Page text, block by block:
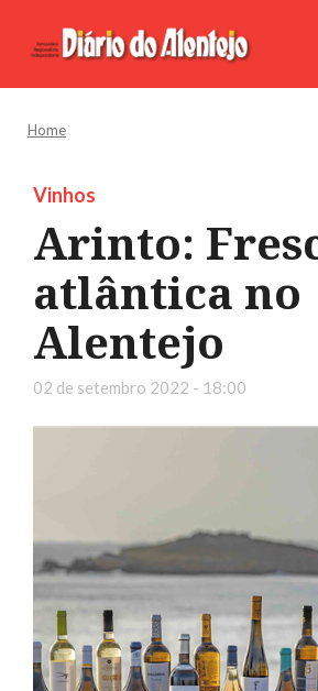
Home
Vinhos
Arinto:
atlântica no
Alentejo
02 de setembro 2022 - 18:00